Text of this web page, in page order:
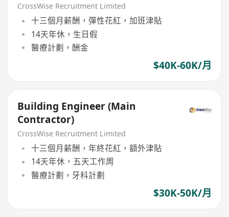
CrossWise Recruitment Limited
十三個月薪酬，彈性花紅，加班津貼
14天年休，生日假
醫療計劃，酬金
$40K-60K/月
Building Engineer (Main
Contractor)
CrossWise Recruitment Limited
十三個月薪酬，年終花紅，額外津貼
14天年休，五天工作周
醫療計劃，牙科計劃
$30K-50K/月